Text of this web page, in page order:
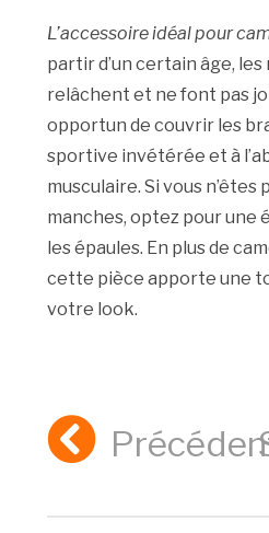
L’accessoire idéal pour
partir d’un certain âge, les
relâchent et ne font pas
opportun de couvrir les
sportive invétérée et à
musculaire. Si vous n’êtes
manches, optez pour une
les épaules. En plus de
cette pièce apporte une
votre look.